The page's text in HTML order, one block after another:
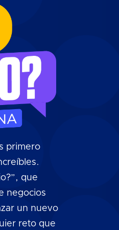
primero
que
negocios
un nuevo
reto que